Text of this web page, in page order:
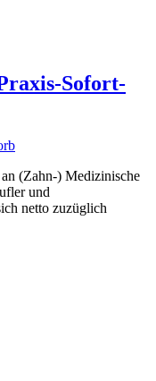
Sofort-
(Zahn-) Medizinische
und
netto zuzüglich